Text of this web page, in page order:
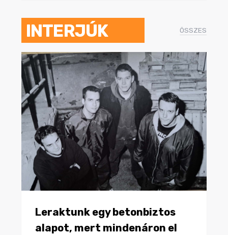
INTERJÚK ÖSSZES
Leraktunk egy betonbiztos
alapot, mert mindenáron el